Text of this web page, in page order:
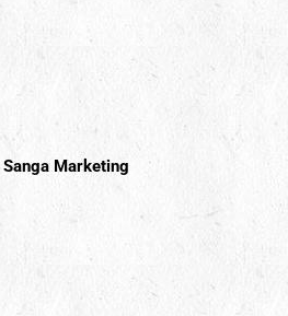
Sanga Marketing